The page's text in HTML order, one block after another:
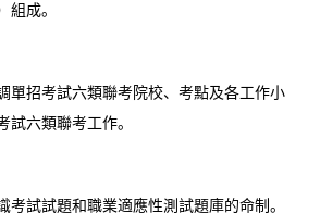
組成。
單招考試六類聯考院校、考點及各工作小
試六類聯考工作。
考試試題和職業適應性測試題庫的命制。